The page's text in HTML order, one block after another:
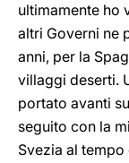
ultimamente ho
altri Governi ne
anni, per la
villaggi deserti.
portato avanti
seguito con la
Svezia al